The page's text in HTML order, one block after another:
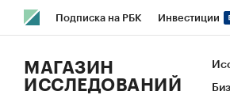
Подписка на РБК Инвестиции
Исследования Кредитные
МАГАЗИН
ИССЛЕДОВАНИЙ